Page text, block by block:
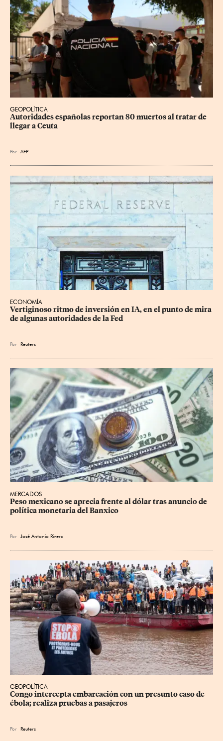
GEOPOLÍTICA
Autoridades españolas reportan 80 muertos al tratar de
llegar a Ceuta
Por AFP
ECONOMÍA
Vertiginoso ritmo de inversión en IA, en el punto de mira
de algunas autoridades de la Fed
Por Reuters
MERCADOS
Peso mexicano se aprecia frente al dólar tras anuncio de
política monetaria del Banxico
Por José Antonio Rivera
GEOPOLÍTICA
Congo intercepta embarcación con un presunto caso de
ébola; realiza pruebas a pasajeros
Por Reuters